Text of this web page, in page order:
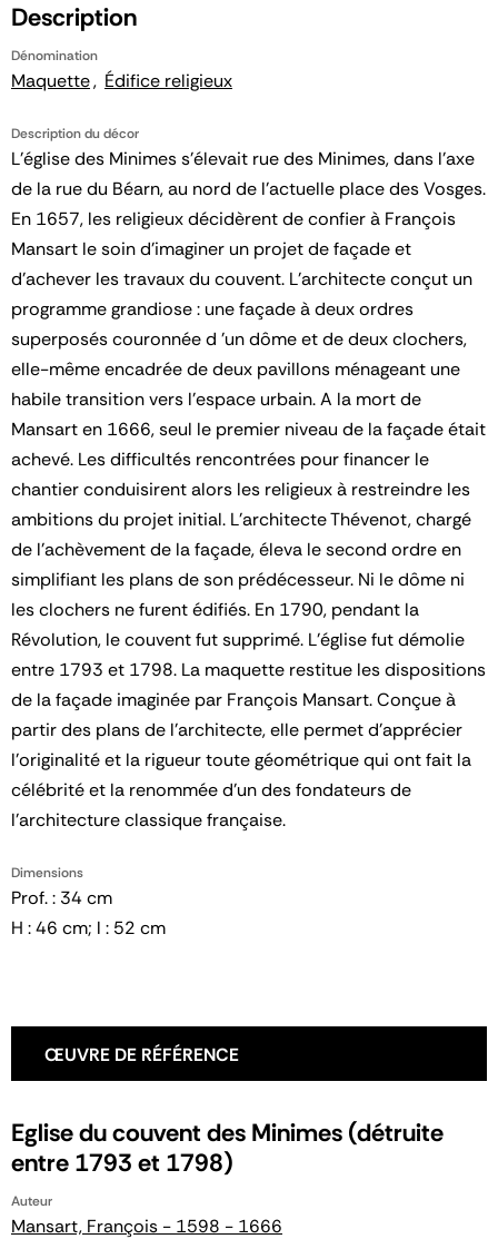
Description
Dénomination
Maquette Édifice religieux
Description du décor
L'église des Minimes s'élevait rue des Minimes, dans l'axe
de la rue du Béarn, au nord de l'actuelle place des Vosges.
En 1657, les religieux décidèrent de confier à François
Mansart le soin d'imaginer un projet de façade et
d'achever les travaux du couvent. L'architecte conçut un
programme grandiose : une façade à deux ordres
superposés couronnée d 'un dôme et de deux clochers,
elle-même encadrée de deux pavillons ménageant une
habile transition vers l'espace urbain. A la mort de
Mansart en 1666, seul le premier niveau de la façade était
achevé. Les difficultés rencontrées pour financer le
chantier conduisirent alors les religieux à restreindre les
ambitions du projet initial. L'architecte Thévenot, chargé
de l'achèvement de la façade, éleva le second ordre en
simplifiant les plans de son prédécesseur. Ni le dôme ni
les clochers ne furent édifiés. En 1790, pendant la
Révolution, le couvent fut supprimé. L'église fut démolie
entre 1793 et 1798. La maquette restitue les dispositions
de la façade imaginée par François Mansart. Conçue à
partir des plans de l'architecte, elle permet d'apprécier
l'originalité et la rigueur toute géométrique qui ont fait la
célébrité et la renommée d'un des fondateurs de
l'architecture classique française.
Dimensions
Prof. : 34 cm
H : 46 cm; l : 52 cm
ŒUVRE DE RÉFÉRENCE
Eglise du couvent des Minimes (détruite
entre 1793 et 1798)
Auteur
Mansart, François - 1598 - 1666